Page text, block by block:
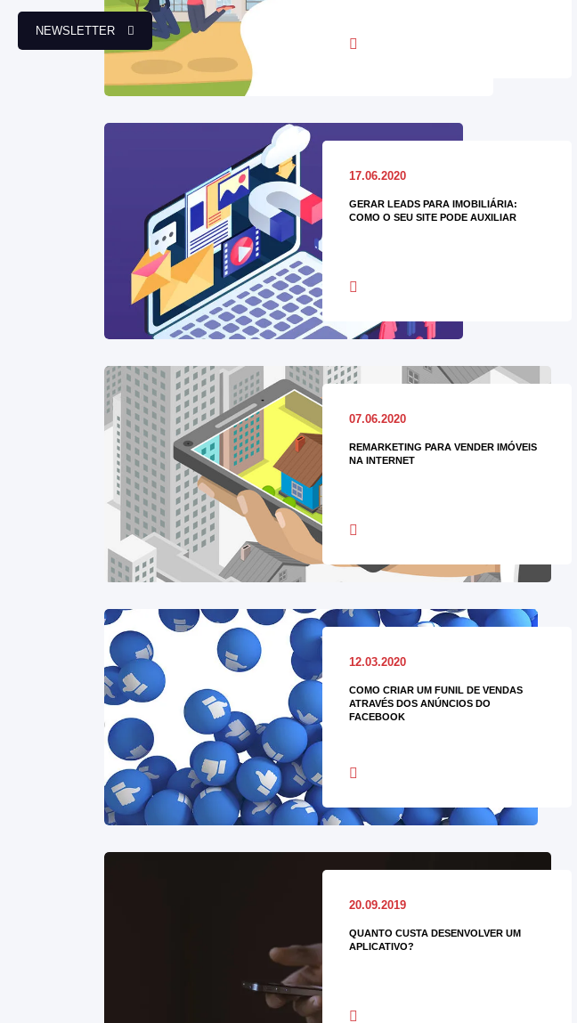
NEWSLETTER
17.06.2020
GERAR LEADS PARA IMOBILIÁRIA:
COMO O SEU SITE PODE AUXILIAR
07.06.2020
REMARKETING PARA VENDER IMÓVEIS
NA INTERNET
12.03.2020
COMO CRIAR UM FUNIL DE VENDAS
ATRAVÉS DOS ANÚNCIOS DO
FACEBOOK
20.09.2019
QUANTO CUSTA DESENVOLVER UM
APLICATIVO?